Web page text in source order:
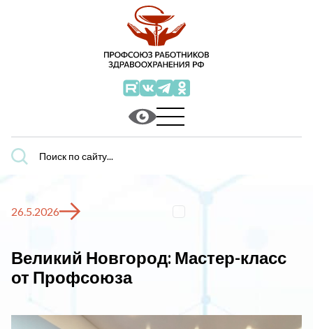
Поиск
по
26.5.2026
Великий Новгород: Мастер-класс
от Профсоюза